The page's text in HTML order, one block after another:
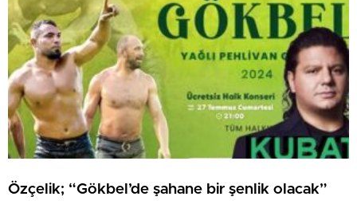
Özçelik; “Gökbel’de şahane bir şenlik olacak”